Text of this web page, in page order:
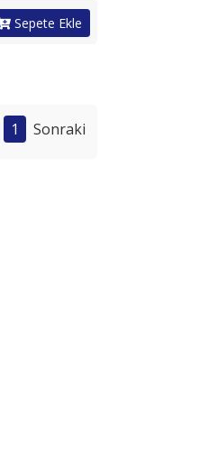
Sepete Ekle
1 Sonraki